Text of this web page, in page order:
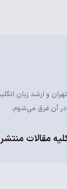
و ارشد زبان
آن غرق می‌شوم.
مقالات منتشر